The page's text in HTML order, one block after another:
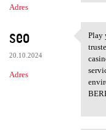
Adres
seo
20.10.2024
Adres
Play
Play